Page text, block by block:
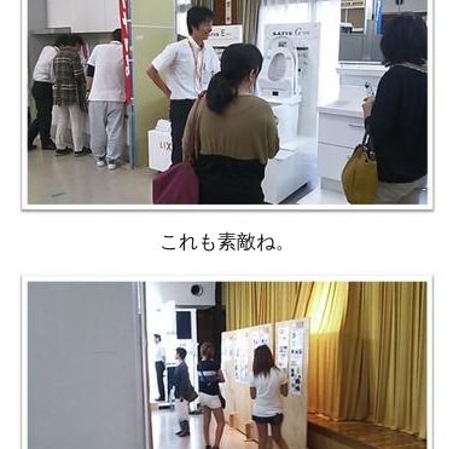
これも素敵ね。